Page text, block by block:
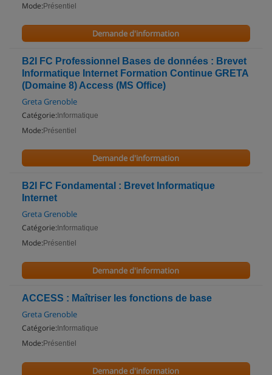
Mode: Présentiel
Demande d'information
B2I FC Professionnel Bases de données : Brevet
Informatique Internet Formation Continue GRETA
(Domaine 8) Access (MS Office)
Greta Grenoble
Catégorie: Informatique
Mode: Présentiel
Demande d'information
B2I FC Fondamental : Brevet Informatique
Internet
Greta Grenoble
Catégorie: Informatique
Mode: Présentiel
Demande d'information
ACCESS : Maîtriser les fonctions de base
Greta Grenoble
Catégorie: Informatique
Mode: Présentiel
Demande d'information